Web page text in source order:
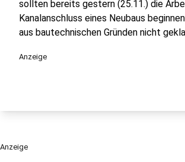
sollten bereits gestern (25.11.) die
Kanalanschluss eines Neubaus
aus bautechnischen Gründen nicht
Anzeige
Anzeige